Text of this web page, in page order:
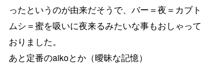
ったというのが由来だそうで、バー＝夜＝カブト
ムシ＝蜜を吸いに夜来るみたいな事もおしゃって
おりました。
あと定番のaikoとか（曖昧な記憶）